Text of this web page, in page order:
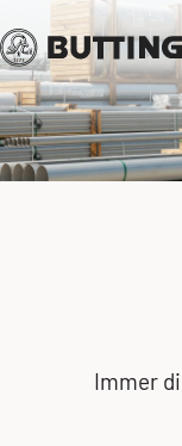
Immer